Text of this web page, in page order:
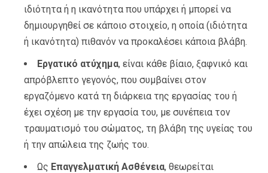
ιδιότητα ή η ικανότητα που υπάρχει ή μπορεί να
δημιουργηθεί σε κάποιο στοιχείο, η οποία (ιδιότητα
ή ικανότητα) πιθανόν να προκαλέσει κάποια βλάβη.
Εργατικό ατύχημα, είναι κάθε βίαιο, ξαφνικό και
απρόβλεπτο γεγονός, που συμβαίνει στον
εργαζόμενο κατά τη διάρκεια της εργασίας του ή
έχει σχέση με την εργασία του, με συνέπεια τον
τραυματισμό του σώματος, τη βλάβη της υγείας του
ή την απώλεια της ζωής του.
Ως Επαγγελματική Ασθένεια, θεωρείται